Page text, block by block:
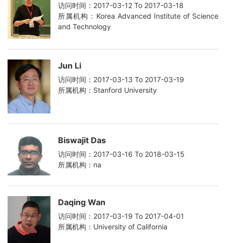
访问时间：2017-03-12 To 2017-03-18
所属机构：Korea Advanced Institute of Science
and Technology
Jun Li
访问时间：2017-03-13 To 2017-03-19
所属机构：Stanford University
Biswajit Das
访问时间：2017-03-16 To 2018-03-15
所属机构：na
Daqing Wan
访问时间：2017-03-19 To 2017-04-01
所属机构：University of California